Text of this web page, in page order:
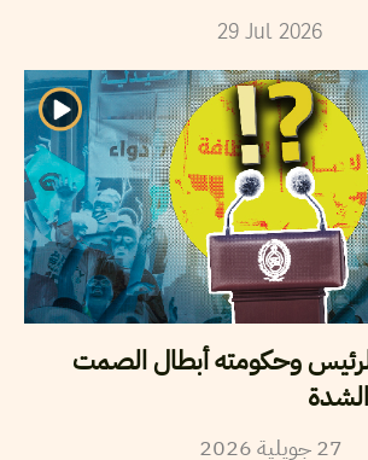
29 Jul 2026
وحكومته أبطال الصمت
27 جويلية2026